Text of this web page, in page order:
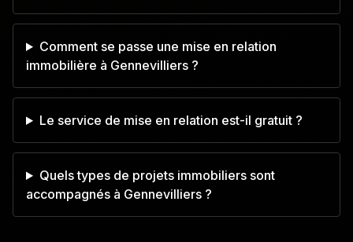
Comment se passe une mise en relation
immobilière à Gennevilliers ?
Le service de mise en relation est-il gratuit ?
Quels types de projets immobiliers sont
accompagnés à Gennevilliers ?